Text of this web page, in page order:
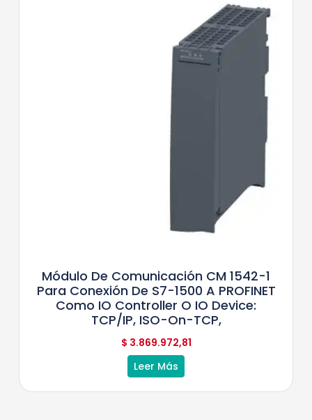
Módulo De Comunicación CM 1542-1
Para Conexión De S7-1500 A PROFINET
Como IO Controller O IO Device:
TCP/IP, ISO-On-TCP,
$ 3.869.972,81
Leer Más